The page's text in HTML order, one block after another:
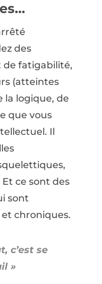
des
de fatigabilité,
(atteintes
la logique, de
que vous
Il
ce sont des
sont
chroniques.
c’est se
»